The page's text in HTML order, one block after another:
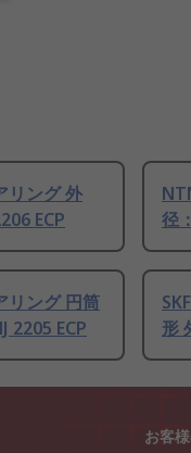
リング 外
ECP
径
リング 円筒
2205 ECP
形
お客